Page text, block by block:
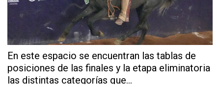
En este espacio se encuentran las tablas de
posiciones de las finales y la etapa eliminatoria
las distintas categorías que...